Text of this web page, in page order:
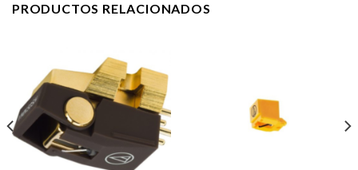
PRODUCTOS RELACIONADOS